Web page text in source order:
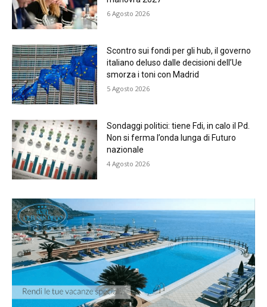
6 Agosto 2026
Scontro sui fondi per gli hub, il governo
italiano deluso dalle decisioni dell’Ue
smorza i toni con Madrid
5 Agosto 2026
Sondaggi politici: tiene Fdi, in calo il Pd.
Non si ferma l’onda lunga di Futuro
nazionale
4 Agosto 2026